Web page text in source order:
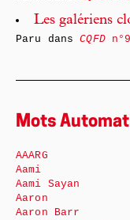
Les galériens
Paru dansCQFD
Mots
AAARG
Aami
Aami Sayan
Aaron
Aaron Barr